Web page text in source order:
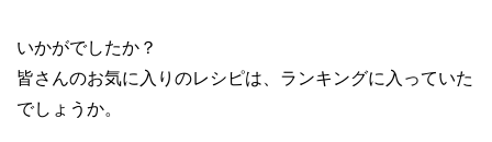
いかがでしたか？
皆さんのお気に入りのレシピは、ランキングに入っていた
でしょうか。